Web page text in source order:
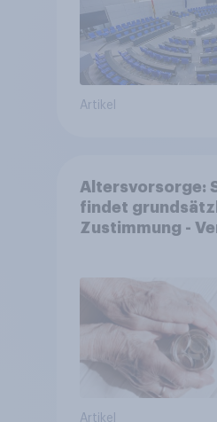
Artikel
Altersvorsorge:
findet
Zustimmung -
Akzeptanz
Artikel